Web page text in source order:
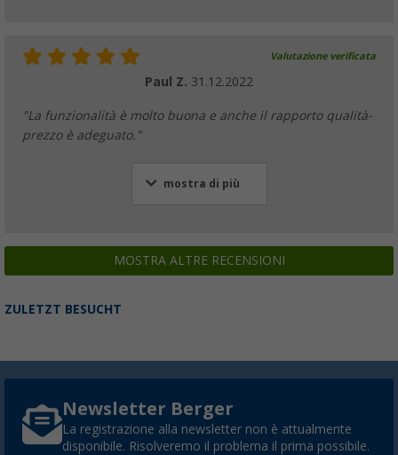
Valutazione verificata
Paul Z. 31.12.2022
"La funzionalità è molto buona e anche il rapporto qualità-
prezzo è adeguato."
mostra di più
MOSTRA ALTRE RECENSIONI
ZULETZT BESUCHT
Newsletter Berger
La registrazione alla newsletter non è attualmente
disponibile. Risolveremo il problema il prima possibile.